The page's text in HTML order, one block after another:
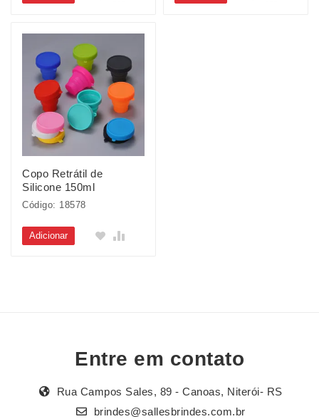
Copo Retrátil de
Silicone 150ml
Código: 18578
Adicionar
Entre em contato
Rua Campos Sales, 89 - Canoas, Niterói- RS
brindes@sallesbrindes.com.br